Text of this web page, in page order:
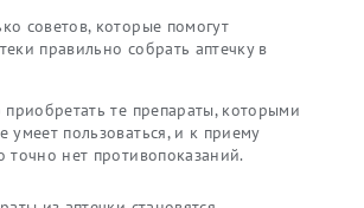
советов, которые помогут
правильно собрать аптечку в
приобретать те препараты, которыми
умеет пользоваться, и к приему
точно нет противопоказаний.